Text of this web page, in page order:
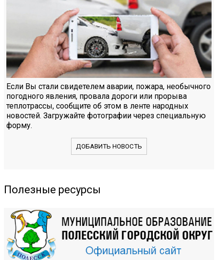
Если Вы стали свидетелем аварии, пожара, необычного
погодного явления, провала дороги или прорыва
теплотрассы, сообщите об этом в ленте народных
новостей. Загружайте фотографии через специальную
форму.
ДОБАВИТЬ НОВОСТЬ
Полезные ресурсы